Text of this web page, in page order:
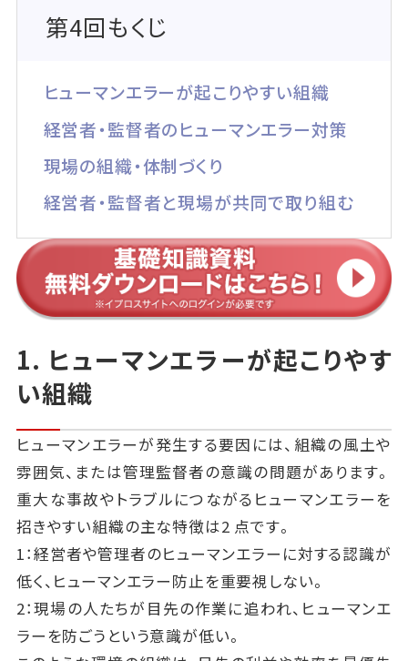
第4回もくじ
ヒューマンエラーが起こりやすい組織
経営者・監督者のヒューマンエラー対策
現場の組織・体制づくり
経営者・監督者と現場が共同で取り組む
1. ヒューマンエラーが起こりやす
い組織
ヒューマンエラーが発生する要因には、組織の風土や
雰囲気、または管理監督者の意識の問題があります。
重大な事故やトラブルにつながるヒューマンエラーを
招きやすい組織の主な特徴は2 点です。
1：経営者や管理者のヒューマンエラーに対する認識が
低く、ヒューマンエラー防止を重要視しない。
2：現場の人たちが目先の作業に追われ、ヒューマンエ
ラーを防ごうという意識が低い。